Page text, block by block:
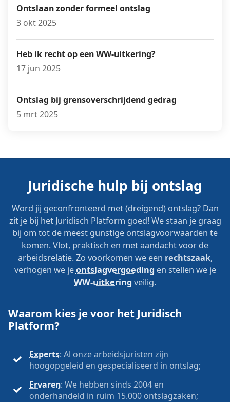
Ontslaan zonder formeel ontslag
3 okt 2025
Heb ik recht op een WW-uitkering?
17 jun 2025
Ontslag bij grensoverschrijdend gedrag
5 mrt 2025
Juridische hulp bij ontslag
Word jij geconfronteerd met (dreigend) ontslag? Dan
zit je bij het Juridisch Platform goed! We staan je graag
bij om tot de meest gunstige ontslagvoorwaarden te
komen. Vlot, praktisch en met aandacht voor de
arbeidsrelatie. Zo voorkomen we een rechtszaak,
verhogen we jeontslagvergoeding en stellen we je
WW-uitkering veilig.
Waarom kies je voor het Juridisch
Platform?
Experts: Al onze arbeidsjuristen zijn
hoogopgeleid en gespecialiseerd in ontslag;
Ervaren: We hebben sinds 2004 en
onderhandeld in ruim 15.000 ontslagzaken;